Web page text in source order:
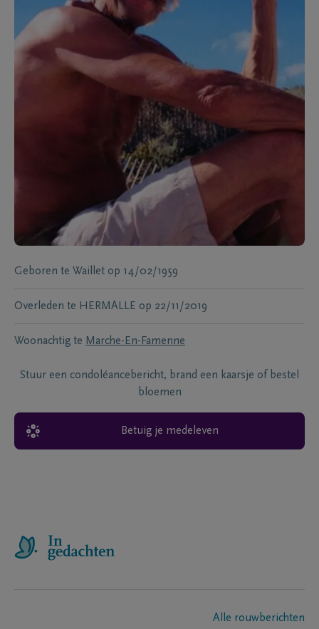
Geboren te Waillet op 14/02/1959
Overleden te HERMALLE op 22/11/2019
Woonachtig te Marche-En-Famenne
Stuur een condoléancebericht, brand een kaarsje of bestel
bloemen
Betuig je medeleven
Alle rouwberichten